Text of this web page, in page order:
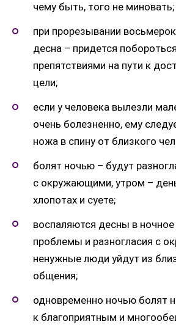
чему быть, того не миновать;
при прорезывании
десна – придется
препятствиями на пути к
цели;
если у человека вылезли
очень болезненно, ему
ножа в спину от близкого
болят ночью – будут
с окружающими, утром –
хлопотах и суете;
воспаляются десны в
проблемы и разногласия с
ненужные люди уйдут из
общения;
одновременно ночью болят
к благоприятным и